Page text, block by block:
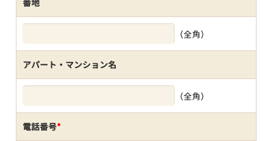
番地
（全角）
アパート・マンション名
（全角）
電話番号*